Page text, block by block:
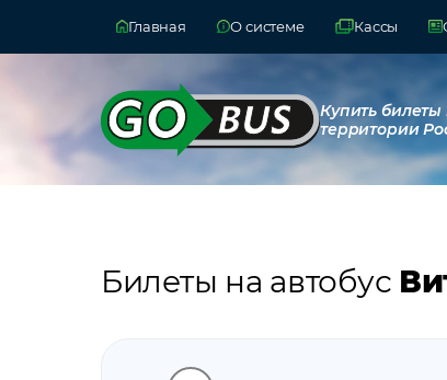
Главная О системе Кассы
Купить
территории
Билеты на автобус